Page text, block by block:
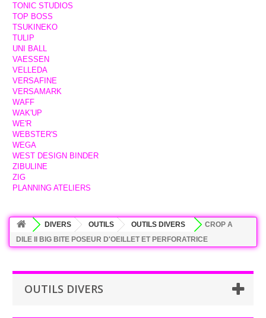
TONIC STUDIOS
TOP BOSS
TSUKINEKO
TULIP
UNI BALL
VAESSEN
VELLEDA
VERSAFINE
VERSAMARK
WAFF
WAK'UP
WE'R
WEBSTER'S
WEGA
WEST DESIGN BINDER
ZIBULINE
ZIG
PLANNING ATELIERS
DIVERS OUTILS OUTILS DIVERS
CROP A
DILE II BIG BITE POSEUR D'OEILLET ET PERFORATRICE
OUTILS DIVERS